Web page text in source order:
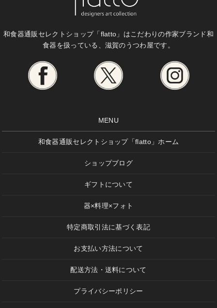
和食器通販セレクトショップ「flatto」はこだわりの作家ブランド和
食器を扱っている、滋賀のうつわ屋です。
MENU
和食器通販セレクトショップ「flatto」ホーム
ショップブログ
ギフトについて
器×料理×フォト
特定商取引法に基づく表記
お支払い方法について
配送方法・送料について
プライバシーポリシー